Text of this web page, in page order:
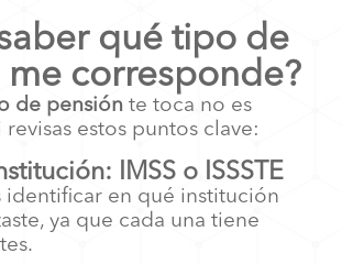
qué tipo de
me corresponde?
de pensión te toca no es
estos puntos clave:
IMSS o ISSSTE
identificar en qué institución
ya que cada una tiene